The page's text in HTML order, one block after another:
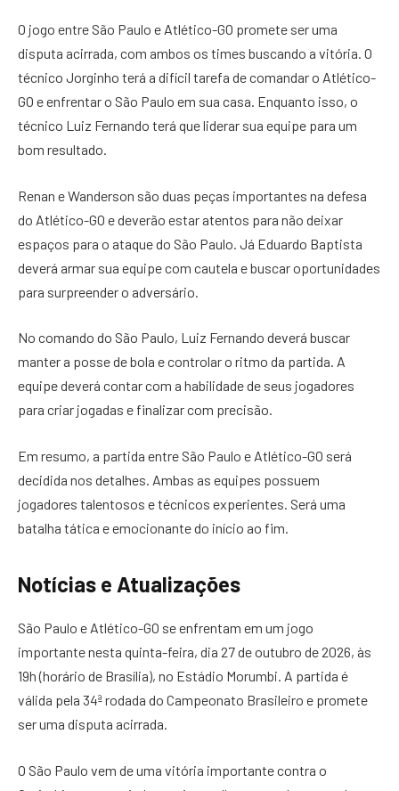
O jogo entre São Paulo e Atlético-GO promete ser uma
disputa acirrada, com ambos os times buscando a vitória. O
técnico Jorginho terá a difícil tarefa de comandar o Atlético-
GO e enfrentar o São Paulo em sua casa. Enquanto isso, o
técnico Luiz Fernando terá que liderar sua equipe para um
bom resultado.
Renan e Wanderson são duas peças importantes na defesa
do Atlético-GO e deverão estar atentos para não deixar
espaços para o ataque do São Paulo. Já Eduardo Baptista
deverá armar sua equipe com cautela e buscar oportunidades
para surpreender o adversário.
No comando do São Paulo, Luiz Fernando deverá buscar
manter a posse de bola e controlar o ritmo da partida. A
equipe deverá contar com a habilidade de seus jogadores
para criar jogadas e finalizar com precisão.
Em resumo, a partida entre São Paulo e Atlético-GO será
decidida nos detalhes. Ambas as equipes possuem
jogadores talentosos e técnicos experientes. Será uma
batalha tática e emocionante do início ao fim.
Notícias e Atualizações
São Paulo e Atlético-GO se enfrentam em um jogo
importante nesta quinta-feira, dia 27 de outubro de 2026, às
19h (horário de Brasília), no Estádio Morumbi. A partida é
válida pela 34ª rodada do Campeonato Brasileiro e promete
ser uma disputa acirrada.
O São Paulo vem de uma vitória importante contra o